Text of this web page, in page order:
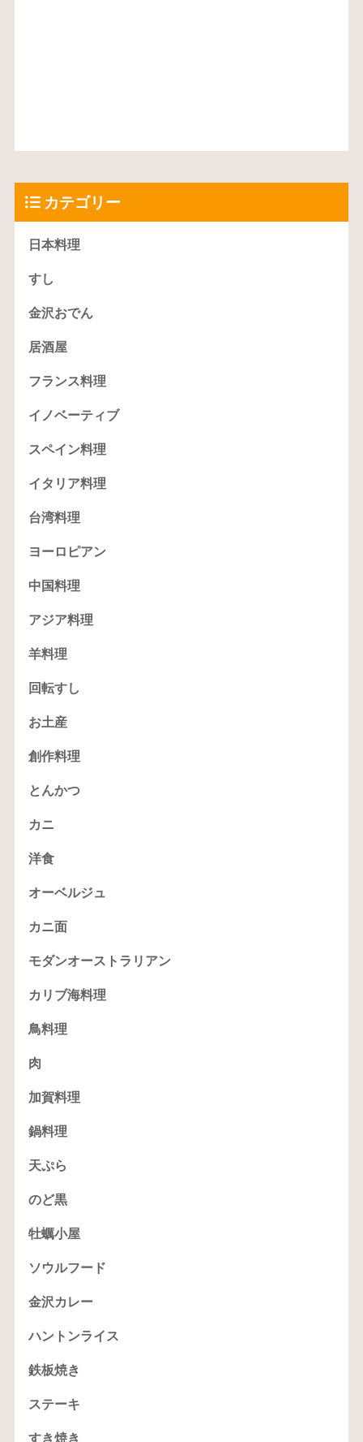
カテゴリー
日本料理
すし
金沢おでん
居酒屋
フランス料理
イノベーティブ
スペイン料理
イタリア料理
台湾料理
ヨーロピアン
中国料理
アジア料理
羊料理
回転すし
お土産
創作料理
とんかつ
カニ
洋食
オーベルジュ
カニ面
モダンオーストラリアン
カリブ海料理
鳥料理
肉
加賀料理
鍋料理
天ぷら
のど黒
牡蠣小屋
ソウルフード
金沢カレー
ハントンライス
鉄板焼き
ステーキ
すき焼き